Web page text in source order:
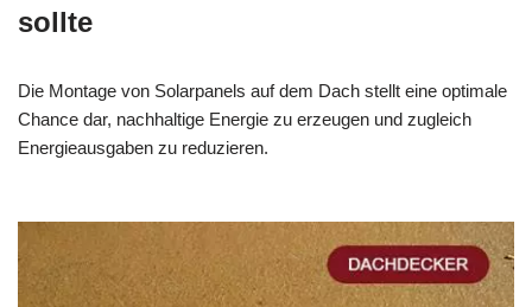
sollte
Die Montage von Solarpanels auf dem Dach stellt eine optimale
Chance dar, nachhaltige Energie zu erzeugen und zugleich
Energieausgaben zu reduzieren.